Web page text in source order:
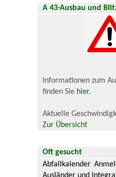
A 43-Ausbau und
Informationen zum
finden Sie hier.
Aktuelle
Zur Übersicht
Oft gesucht
Abfallkalender